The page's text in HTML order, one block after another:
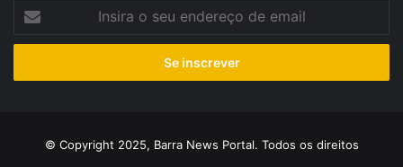
seu
de
© Copyright 2025, Barra News Portal. Todos os direitos